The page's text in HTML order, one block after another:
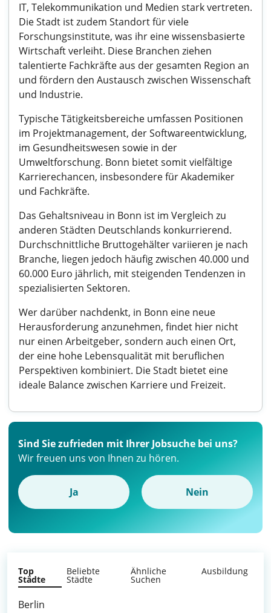
IT, Telekommunikation und Medien stark vertreten.
Die Stadt ist zudem Standort für viele
Forschungsinstitute, was ihr eine wissensbasierte
Wirtschaft verleiht. Diese Branchen ziehen
talentierte Fachkräfte aus der gesamten Region an
und fördern den Austausch zwischen Wissenschaft
und Industrie.
Typische Tätigkeitsbereiche umfassen Positionen
im Projektmanagement, der Softwareentwicklung,
im Gesundheitswesen sowie in der
Umweltforschung. Bonn bietet somit vielfältige
Karrierechancen, insbesondere für Akademiker
und Fachkräfte.
Das Gehaltsniveau in Bonn ist im Vergleich zu
anderen Städten Deutschlands konkurrierend.
Durchschnittliche Bruttogehälter variieren je nach
Branche, liegen jedoch häufig zwischen 40.000 und
60.000 Euro jährlich, mit steigenden Tendenzen in
spezialisierten Sektoren.
Wer darüber nachdenkt, in Bonn eine neue
Herausforderung anzunehmen, findet hier nicht
nur einen Arbeitgeber, sondern auch einen Ort,
der eine hohe Lebensqualität mit beruflichen
Perspektiven kombiniert. Die Stadt bietet eine
ideale Balance zwischen Karriere und Freizeit.
Sind Sie zufrieden mit Ihrer Jobsuche bei uns?
Wir freuen uns von Ihnen zu hören.
Ja Nein
Top
Städte
Beliebte
Städte
Ähnliche
Suchen
Ausbildung
Berlin